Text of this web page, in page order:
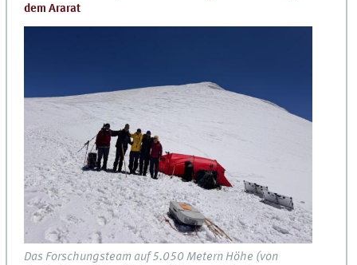
dem Ararat
Das Forschungsteam auf 5.050 Metern Höhe (von